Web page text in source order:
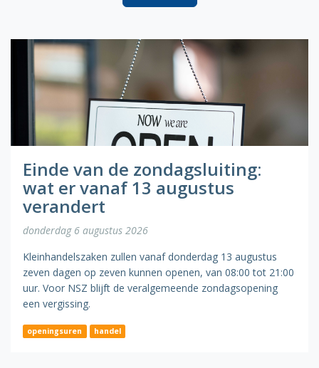
Einde van de zondagsluiting:
wat er vanaf 13 augustus
verandert
donderdag 6 augustus 2026
Kleinhandelszaken zullen vanaf donderdag 13 augustus
zeven dagen op zeven kunnen openen, van 08:00 tot 21:00
uur. Voor NSZ blijft de veralgemeende zondagsopening
een vergissing.
openingsuren handel